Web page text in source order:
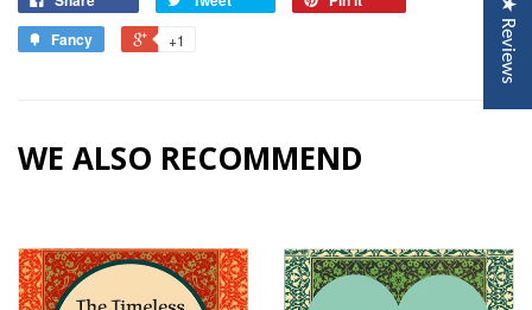
Fancy
+1
WE ALSO RECOMMEND
★ Reviews